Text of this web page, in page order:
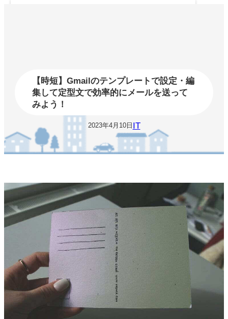
【時短】Gmailのテンプレートで設定・編
集して定型文で効率的にメールを送って
みよう！
2023年4月10日 IT